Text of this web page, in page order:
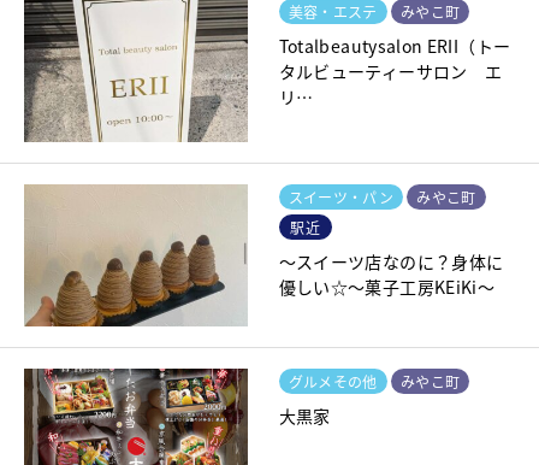
美容・エステ みやこ町
Totalbeautysalon ERII（トー
タルビューティーサロン エ
リ…
スイーツ・パン
みやこ町
駅近
～スイーツ店なのに？身体に
優しい☆～菓子工房KEiKi～
グルメその他 みやこ町
大黒家